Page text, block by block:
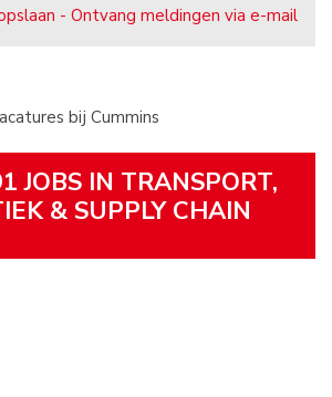
- Ontvang meldingen via e-mail
bij Cummins
JOBS IN TRANSPORT,
& SUPPLY CHAIN